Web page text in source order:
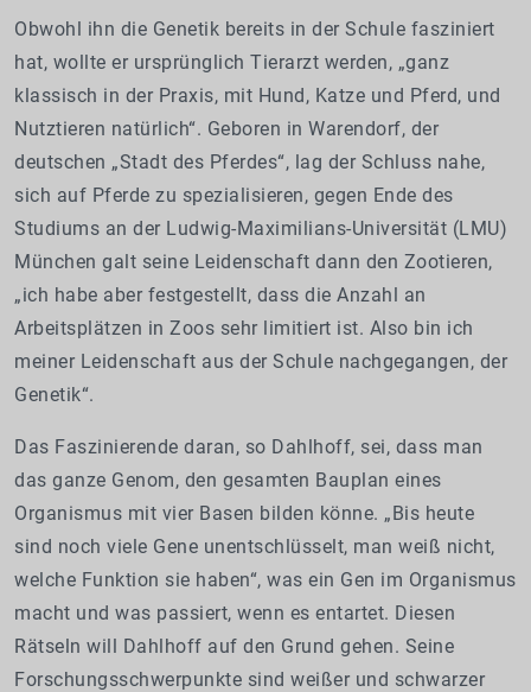
Obwohl ihn die Genetik bereits in der Schule fasziniert
hat, wollte er ursprünglich Tierarzt werden, „ganz
klassisch in der Praxis, mit Hund, Katze und Pferd, und
Nutztieren natürlich“. Geboren in Warendorf, der
deutschen „Stadt des Pferdes“, lag der Schluss nahe,
sich auf Pferde zu spezialisieren, gegen Ende des
Studiums an der Ludwig-Maximilians-Universität (LMU)
München galt seine Leidenschaft dann den Zootieren,
„ich habe aber festgestellt, dass die Anzahl an
Arbeitsplätzen in Zoos sehr limitiert ist. Also bin ich
meiner Leidenschaft aus der Schule nachgegangen, der
Genetik“.
Das Faszinierende daran, so Dahlhoff, sei, dass man
das ganze Genom, den gesamten Bauplan eines
Organismus mit vier Basen bilden könne. „Bis heute
sind noch viele Gene unentschlüsselt, man weiß nicht,
welche Funktion sie haben“, was ein Gen im Organismus
macht und was passiert, wenn es entartet. Diesen
Rätseln will Dahlhoff auf den Grund gehen. Seine
Forschungsschwerpunkte sind weißer und schwarzer